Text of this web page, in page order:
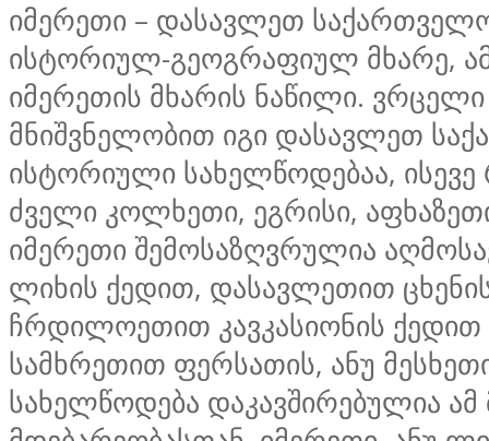
იმერეთი – დასავლეთ
ისტორიულ-გეოგრაფიულ მხარე,
იმერეთის მხარის ნაწილი. ვრცელი
მნიშვნელობით იგი დასავლეთ
ისტორიული სახელწოდებაა,
ძველი კოლხეთი, ეგრისი,
იმერეთი შემოსაზღვრულია
ლიხის ქედით, დასავლეთით
ჩრდილოეთით კავკასიონის
სამხრეთით ფერსათის, ანუ
სახელწოდება დაკავშირებულია ამ